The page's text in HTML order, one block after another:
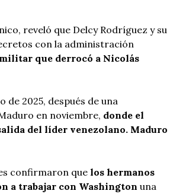
reveló que Delcy Rodríguez y su
con la administración
que derrocó a Nicolás
2025, después de una
en noviembre, donde el
del líder venezolano. Maduro
confirmaron que los hermanos
a trabajar con Washington una